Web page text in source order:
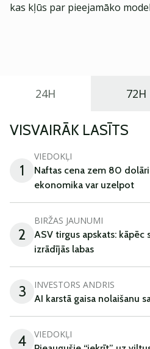
kas kļūs par pieejamāko
24H 72H
VISVAIRĀK LASĪTS
1
VIEDOKĻI
Naftas cena zem 80
ekonomika var uzelpot
2
BIRŽAS JAUNUMI
ASV tirgus apskats:
izrādījās labas
3 INVESTORS ANDRIS
AI karstā gaisa nolaišanu
4 VIEDOKĻI